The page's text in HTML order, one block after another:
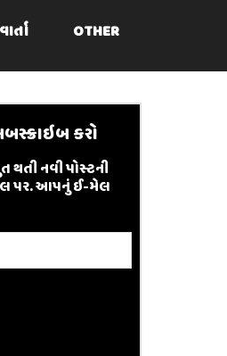
OTHER
કરો
થતી નવી પોસ્ટની
પર. આપનું ઈ-મેલ